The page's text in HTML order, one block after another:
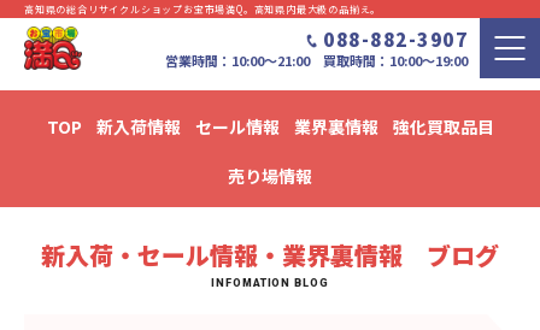
高知県の総合リサイクルショップお宝市場満Q。⾼知県内最⼤級の品揃え。
088-882-3907
営業時間：10:00〜21:00 買取時間：10:00～19:00
TOP 新入荷情報 セール情報 業界裏情報 強化買取品目
売り場情報
新入荷・セール情報・業界裏情報 ブログ
新入荷・セール情報・業界裏情報 ブログ